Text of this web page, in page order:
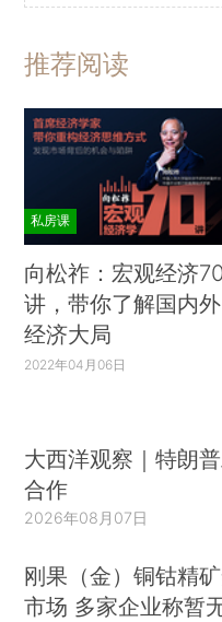
推荐阅读
私房课
向松祚：宏观经济70
讲，带你了解国内外
经济大局
2022年04月06日
大西洋观察｜特朗
合作
2026年08月07日
刚果（金）铜钴精
市场 多家企业称暂